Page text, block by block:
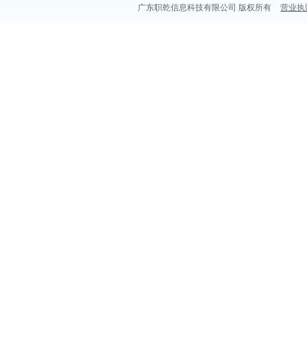
广东职乾信息科技有限公司 版权所有
营业执